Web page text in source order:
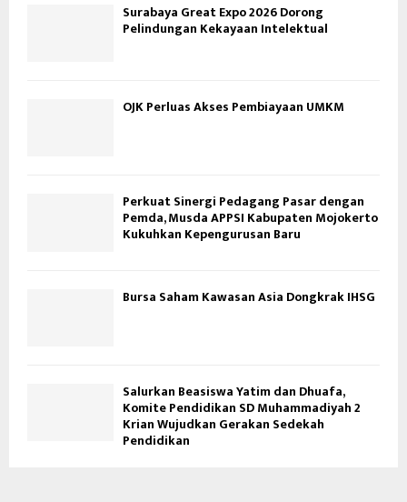
Surabaya Great Expo 2026 Dorong
Pelindungan Kekayaan Intelektual
OJK Perluas Akses Pembiayaan UMKM
Perkuat Sinergi Pedagang Pasar dengan
Pemda, Musda APPSI Kabupaten Mojokerto
Kukuhkan Kepengurusan Baru
Bursa Saham Kawasan Asia Dongkrak IHSG
Salurkan Beasiswa Yatim dan Dhuafa,
Komite Pendidikan SD Muhammadiyah 2
Krian Wujudkan Gerakan Sedekah
Pendidikan